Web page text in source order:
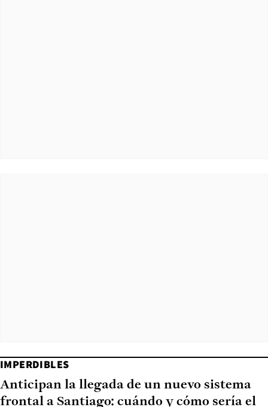
IMPERDIBLES
Anticipan la llegada de un nuevo sistema
frontal a Santiago: cuándo y cómo sería el